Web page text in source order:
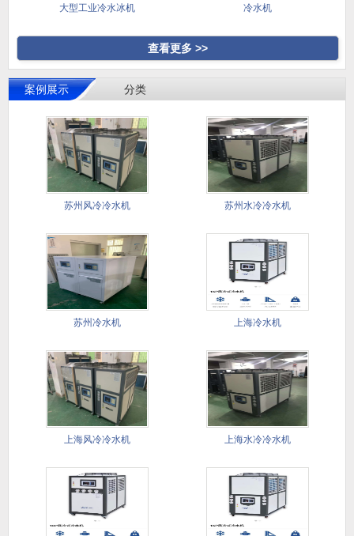
大型工业冷水冰机 冷水机
查看更多 >>
案例展示 分类
苏州风冷冷水机 苏州水冷冷水机
苏州冷水机 上海冷水机
上海风冷冷水机 上海水冷冷水机